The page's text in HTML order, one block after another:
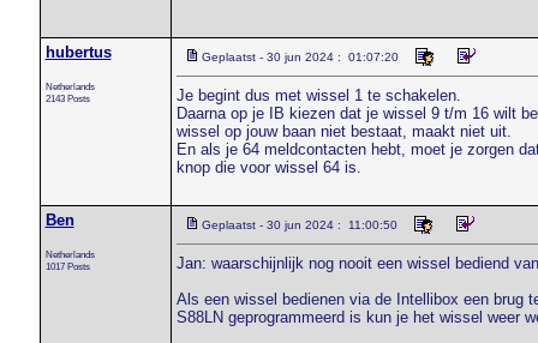
hubertus
Netherlands
2143 Posts
Geplaatst - 30 jun 2024 : 01:07:20
Je begint dus met wissel 1 te schakelen.
Daarna op je IB kiezen dat je wissel 9 t/m 16 wilt
wissel op jouw baan niet bestaat, maakt niet uit.
En als je 64 meldcontacten hebt, moet je zorgen
knop die voor wissel 64 is.
Ben
Netherlands
1017 Posts
Geplaatst - 30 jun 2024 : 11:00:50
Jan: waarschijnlijk nog nooit een wissel bediend
Als een wissel bedienen via de Intellibox een brug
S88LN geprogrammeerd is kun je het wissel weer